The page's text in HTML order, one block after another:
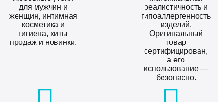
для мужчин и
женщин, интимная
косметика и
гигиена, хиты
продаж и новинки.
реалистичность и
гипоаллергенность
изделий.
Оригинальный
товар
сертифицирован,
а его
использование —
безопасно.